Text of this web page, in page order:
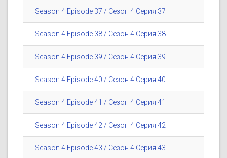
Season 4 Episode 37 / Сезон 4 Серия 37
Season 4 Episode 38 / Сезон 4 Серия 38
Season 4 Episode 39 / Сезон 4 Серия 39
Season 4 Episode 40 / Сезон 4 Серия 40
Season 4 Episode 41 / Сезон 4 Серия 41
Season 4 Episode 42 / Сезон 4 Серия 42
Season 4 Episode 43 / Сезон 4 Серия 43